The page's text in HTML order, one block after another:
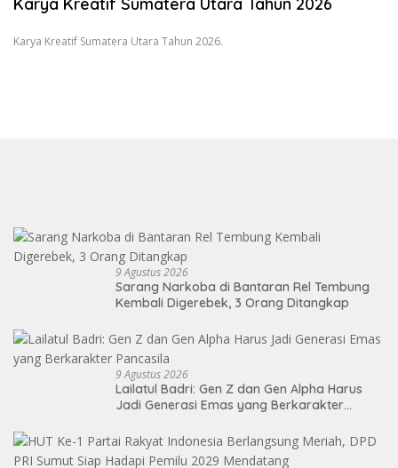
Karya Kreatif Sumatera Utara Tahun 2026.
9 Agustus 2026
Sarang Narkoba di Bantaran Rel Tembung
Kembali Digerebek, 3 Orang Ditangkap
9 Agustus 2026
Lailatul Badri: Gen Z dan Gen Alpha Harus
Jadi Generasi Emas yang Berkarakter